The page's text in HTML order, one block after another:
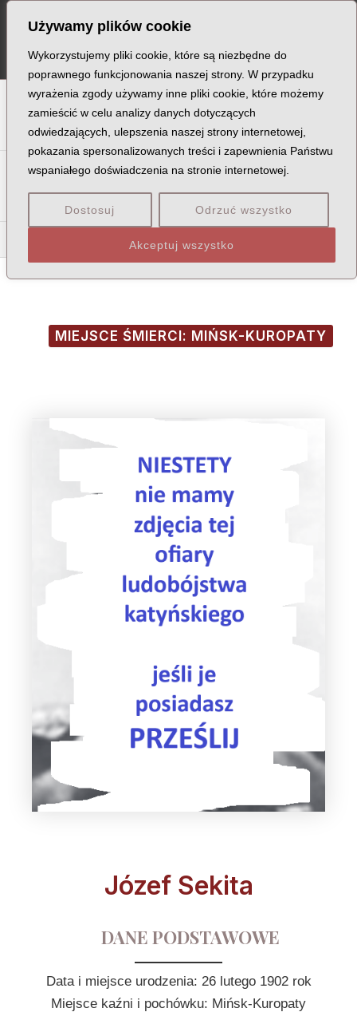
Używamy plików cookie
Wykorzystujemy pliki cookie, które są niezbędne do
poprawnego funkcjonowania naszej strony. W przypadku
wyrażenia zgody używamy inne pliki cookie, które możemy
zamieścić w celu analizy danych dotyczących
odwiedzających, ulepszenia naszej strony internetowej,
pokazania spersonalizowanych treści i zapewnienia Państwu
wspaniałego doświadczenia na stronie internetowej.
Dostosuj Odrzuć wszystko
Akceptuj wszystko
content
B C D E F G H I J K L Ł M
O P Q R S T U V W X Z
Sa Sc Se Si Sk Śl Sł Sm Sn So
Sy Sz
Sek Sęp Ser
MIEJSCE ŚMIERCI: MIŃSK-KUROPATY
Józef Sekita
DANE PODSTAWOWE
Data i miejsce urodzenia: 26 lutego 1902 rok
Miejsce kaźni i pochówku: Mińsk-Kuropaty
navigation